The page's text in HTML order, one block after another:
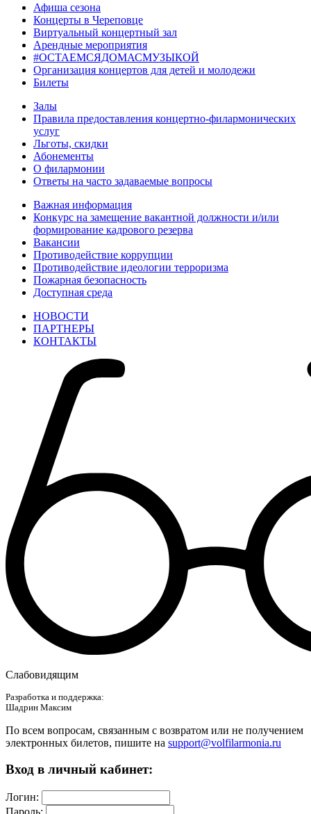
Афиша сезона
Концерты в Череповце
Виртуальный концертный зал
Арендные мероприятия
#ОСТАЕМСЯДОМАСМУЗЫКОЙ
Организация концертов для детей и молодежи
Билеты
Залы
Правила предоставления концертно-филармонических
услуг
Льготы, скидки
Абонементы
О филармонии
Ответы на часто задаваемые вопросы
Важная информация
Конкурс на замещение вакантной должности и/или
формирование кадрового резерва
Вакансии
Противодействие коррупции
Противодействие идеологии терроризма
Пожарная безопасность
Доступная среда
НОВОСТИ
ПАРТНЕРЫ
КОНТАКТЫ
Слабовидящим
Разработка и поддержка:
Шадрин Максим
По всем вопросам, связанным с возвратом или не получением
электронных билетов, пишите на support@volfilarmonia.ru
Вход в личный кабинет:
Логин:
Пароль: